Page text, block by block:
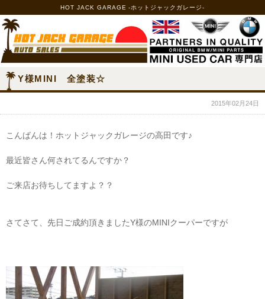
HOT JACK GARAGE -ホットジャックガレージ-
Y様MINI 全塗装☆
2015年02月24日
こんばんは！ホットジャックガレージの高田です♪
最近皆さん何されてるんですか？
ご来店お待ちしてますよ？？
さてさて、先日ご成約頂きましたY様のMINIクーパーですが